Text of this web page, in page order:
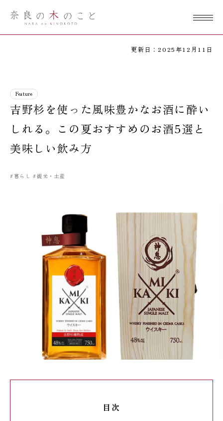
奈良の木のこ
と
更新日：2025年12月11日
Feature
吉野杉を使った風味豊かなお酒に酔い
しれる。この夏おすすめのお酒5選と
美味しい飲み方
#暮らし #観光・土産
目次